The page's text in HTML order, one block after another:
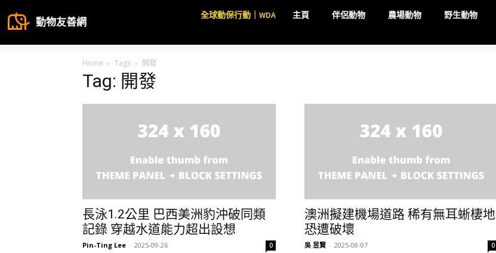
動物友善網
全球動保行動｜WDA 主頁 伴侶動物 農場動物 野生動物
Home Tags 開發
Tag: 開發
長泳1.2公里 巴西美洲豹沖破同類
記錄 穿越水道能力超出設想
Pin-Ting Lee - 2025-09-26 0
澳洲擬建機場道路 稀有無耳蜥棲地
恐遭破壞
吳 昱賢 - 2025-08-07 0